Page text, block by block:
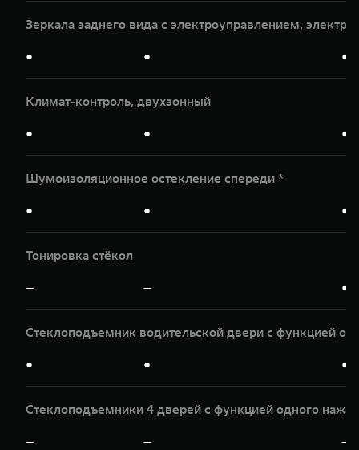
Зеркала заднего вида с электроуправлением,
● ● ●
Климат-контроль, двухзонный
● ● ●
Шумоизоляционное остекление спереди *
● ● ●
Тонировка стёкол
— — ●
Стеклоподъемник водительской двери с функцией
● ● ●
Стеклоподъемники 4 дверей с функцией одного
— — —